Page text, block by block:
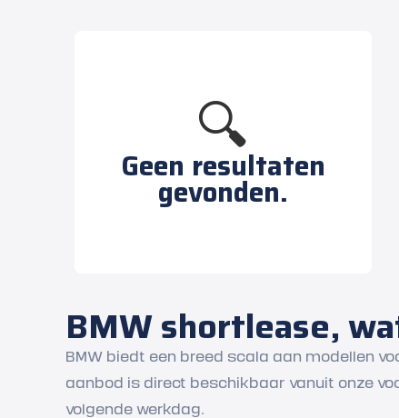
🔍
Geen resultaten
gevonden.
BMW shortlease,
BMW biedt een breed scala aan modellen
aanbod is direct beschikbaar vanuit onze
volgende werkdag.